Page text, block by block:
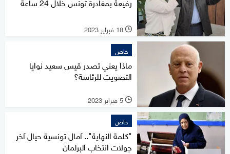
l 18 فبراير 2023
خاص
ماذا يعني تصدر قيس سعيد نوايا
التصويت للرئاسة؟
l 5 فبراير 2023
خاص
"كلمة النهاية".. آمال تونسية حيال آخر
جولات انتخاب البرلمان